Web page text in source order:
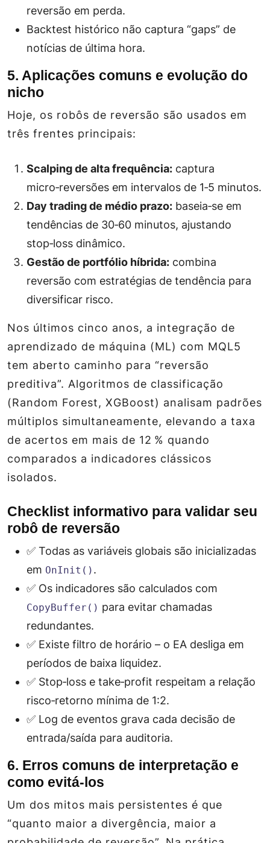
reversão em perda.
Backtest histórico não captura “gaps” de
notícias de última hora.
5. Aplicações comuns e evolução do
nicho
Hoje, os robôs de reversão são usados em
três frentes principais:
Scalping de alta frequência: captura
micro‑reversões em intervalos de 1‑5 minutos.
Day trading de médio prazo: baseia‑se em
tendências de 30‑60 minutos, ajustando
stop‑loss dinâmico.
Gestão de portfólio híbrida: combina
reversão com estratégias de tendência para
diversificar risco.
Nos últimos cinco anos, a integração de
aprendizado de máquina (ML) com MQL5
tem aberto caminho para “reversão
preditiva”. Algoritmos de classificação
(Random Forest, XGBoost) analisam padrões
múltiplos simultaneamente, elevando a taxa
de acertos em mais de 12 % quando
comparados a indicadores clássicos
isolados.
Checklist informativo para validar seu
robô de reversão
✅ Todas as variáveis globais são inicializadas
em OnInit() .
✅ Os indicadores são calculados com
CopyBuffer() para evitar chamadas
redundantes.
✅ Existe filtro de horário – o EA desliga em
períodos de baixa liquidez.
✅ Stop‑loss e take‑profit respeitam a relação
risco‑retorno mínima de 1:2.
✅ Log de eventos grava cada decisão de
entrada/saída para auditoria.
6. Erros comuns de interpretação e
como evitá‑los
Um dos mitos mais persistentes é que
“quanto maior a divergência, maior a